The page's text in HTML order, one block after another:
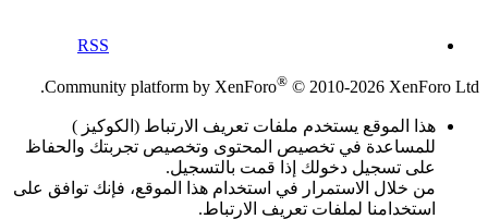
RSS
Community platform by XenForo® © 2010-2026 XenForo Ltd.
هذا الموقع يستخدم ملفات تعريف الارتباط (الكوكيز )
للمساعدة في تخصيص المحتوى وتخصيص تجربتك والحفاظ
على تسجيل دخولك إذا قمت بالتسجيل.
من خلال الاستمرار في استخدام هذا الموقع، فإنك توافق على
استخدامنا لملفات تعريف الارتباط.